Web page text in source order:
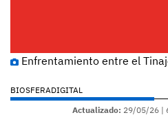
Enfrentamiento entre el
BIOSFERADIGITAL
Actualizado: 29/05/26 |